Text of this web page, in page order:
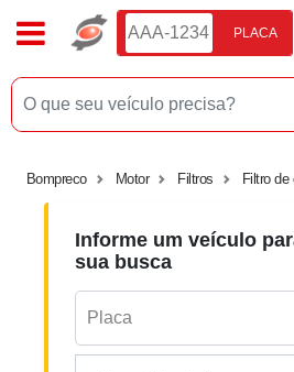
PLACA
Bompreco Motor Filtros Filtro de
Informe um veículo
sua busca